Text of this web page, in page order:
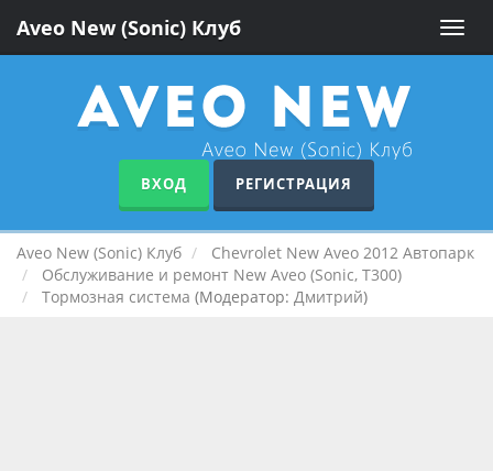
Toggle
Aveo New (Sonic) Клуб
ВХОД РЕГИСТРАЦИЯ
Aveo New (Sonic) Клуб
Chevrolet New Aveo 2012 Автопарк
Обслуживание и ремонт New Aveo (Sonic, T300)
Тормозная система (Модератор: Дмитрий)